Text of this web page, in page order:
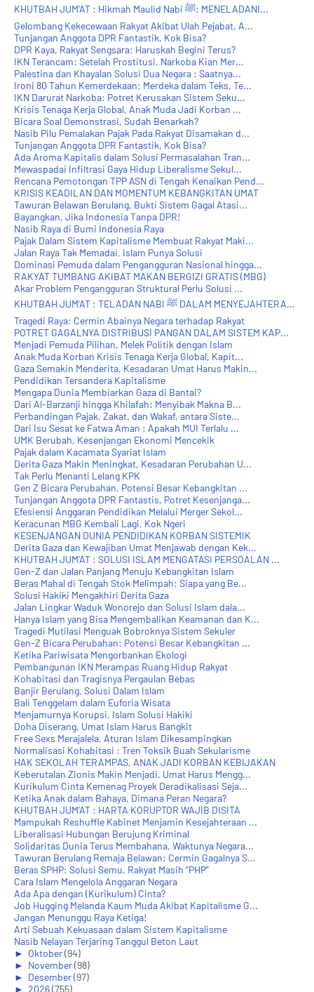
KHUTBAH JUM'AT : Hikmah Maulid Nabi ﷺ: MENELADANI...
Gelombang Kekecewaan Rakyat Akibat Ulah Pejabat, A...
Tunjangan Anggota DPR Fantastik, Kok Bisa?
DPR Kaya, Rakyat Sengsara: Haruskah Begini Terus?
IKN Terancam: Setelah Prostitusi, Narkoba Kian Mer...
Palestina dan Khayalan Solusi Dua Negara : Saatnya...
Ironi 80 Tahun Kemerdekaan: Merdeka dalam Teks, Te...
IKN Darurat Narkoba: Potret Kerusakan Sistem Seku...
Krisis Tenaga Kerja Global, Anak Muda Jadi Korban ...
Bicara Soal Demonstrasi, Sudah Benarkah?
Nasib Pilu Pemalakan Pajak Pada Rakyat Disamakan d...
Tunjangan Anggota DPR Fantastik, Kok Bisa?
Ada Aroma Kapitalis dalam Solusi Permasalahan Tran...
Mewaspadai Infiltrasi Gaya Hidup Liberalisme Sekul...
Rencana Pemotongan TPP ASN di Tengah Kenaikan Pend...
KRISIS KEADILAN DAN MOMENTUM KEBANGKITAN UMAT
Tawuran Belawan Berulang, Bukti Sistem Gagal Atasi...
Bayangkan, Jika Indonesia Tanpa DPR!
Nasib Raya di Bumi Indonesia Raya
Pajak Dalam Sistem Kapitalisme Membuat Rakyat Maki...
Jalan Raya Tak Memadai, Islam Punya Solusi
Dominasi Pemuda dalam Pengangguran Nasional hingga...
RAKYAT TUMBANG AKIBAT MAKAN BERGIZI GRATIS (MBG)
Akar Problem Pengangguran Struktural Perlu Solusi ...
KHUTBAH JUM'AT : TELADAN NABI ﷺ DALAM MENYEJAHTERA...
Tragedi Raya: Cermin Abainya Negara terhadap Rakyat
POTRET GAGALNYA DISTRIBUSI PANGAN DALAM SISTEM KAP...
Menjadi Pemuda Pilihan, Melek Politik dengan Islam
Anak Muda Korban Krisis Tenaga Kerja Global, Kapit...
Gaza Semakin Menderita, Kesadaran Umat Harus Makin...
Pendidikan Tersandera Kapitalisme
Mengapa Dunia Membiarkan Gaza di Bantai?
Dari Al-Barzanji hingga Khilafah: Menyibak Makna B...
Perbandingan Pajak, Zakat, dan Wakaf, antara Siste...
Dari Isu Sesat ke Fatwa Aman : Apakah MUI Terlalu ...
UMK Berubah, Kesenjangan Ekonomi Mencekik
Pajak dalam Kacamata Syariat Islam
Derita Gaza Makin Meningkat, Kesadaran Perubahan U...
Tak Perlu Menanti Lelang KPK
Gen Z Bicara Perubahan, Potensi Besar Kebangkitan ...
Tunjangan Anggota DPR Fantastis, Potret Kesenjanga...
Efesiensi Anggaran Pendidikan Melalui Merger Sekol...
Keracunan MBG Kembali Lagi, Kok Ngeri
KESENJANGAN DUNIA PENDIDIKAN KORBAN SISTEMIK
Derita Gaza dan Kewajiban Umat Menjawab dengan Kek...
KHUTBAH JUM'AT : SOLUSI ISLAM MENGATASI PERSOALAN ...
Gen-Z dan Jalan Panjang Menuju Kebangkitan Islam
Beras Mahal di Tengah Stok Melimpah: Siapa yang Be...
Solusi Hakiki Mengakhiri Derita Gaza
Jalan Lingkar Waduk Wonorejo dan Solusi Islam dala...
Hanya Islam yang Bisa Mengembalikan Keamanan dan K...
Tragedi Mutilasi Menguak Bobroknya Sistem Sekuler
Gen-Z Bicara Perubahan: Potensi Besar Kebangkitan ...
Ketika Pariwisata Mengorbankan Ekologi
Pembangunan IKN Merampas Ruang Hidup Rakyat
Kohabitasi dan Tragisnya Pergaulan Bebas
Banjir Berulang, Solusi Dalam Islam
Bali Tenggelam dalam Euforia Wisata
Menjamurnya Korupsi, Islam Solusi Hakiki
Doha Diserang, Umat Islam Harus Bangkit
Free Sexs Merajalela, Aturan Islam Dikesampingkan
Normalisasi Kohabitasi : Tren Toksik Buah Sekularisme
HAK SEKOLAH TERAMPAS, ANAK JADI KORBAN KEBIJAKAN
Keberutalan Zionis Makin Menjadi, Umat Harus Mengg...
Kurikulum Cinta Kemenag Proyek Deradikalisasi Seja...
Ketika Anak dalam Bahaya, Dimana Peran Negara?
KHUTBAH JUM'AT : HARTA KORUPTOR WAJIB DISITA
Mampukah Reshuffle Kabinet Menjamin Kesejahteraan ...
Liberalisasi Hubungan Berujung Kriminal
Solidaritas Dunia Terus Membahana, Waktunya Negara...
Tawuran Berulang Remaja Belawan: Cermin Gagalnya S...
Beras SPHP: Solusi Semu, Rakyat Masih “PHP”
Cara Islam Mengelola Anggaran Negara
Ada Apa dengan (Kurikulum) Cinta?
Job Hugging Melanda Kaum Muda Akibat Kapitalisme G...
Jangan Menunggu Raya Ketiga!
Arti Sebuah Kekuasaan dalam Sistem Kapitalisme
Nasib Nelayan Terjaring Tanggul Beton Laut
► Oktober(94)
► November(98)
► Desember(97)
► 2026(755)